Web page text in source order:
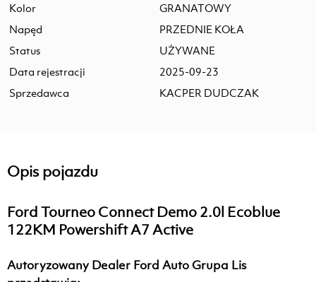
Kolor
GRANATOWY
Napęd
PRZEDNIE KOŁA
Status
UŻYWANE
Data rejestracji
2025-09-23
Sprzedawca
KACPER DUDCZAK
Opis pojazdu
Ford Tourneo Connect Demo 2.0l Ecoblue
122KM Powershift A7 Active
Autoryzowany Dealer Ford Auto Grupa Lis